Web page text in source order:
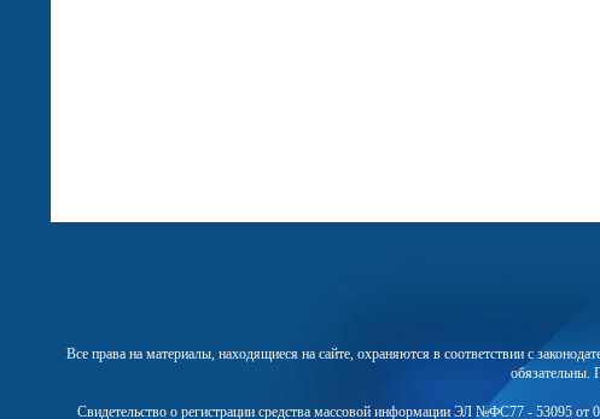
Все права на материалы, находящиеся на сайте, охраняются в соответствии с
обязательны.
Свидетельство о регистрации средства массовой информации ЭЛ №ФС77 - 53095